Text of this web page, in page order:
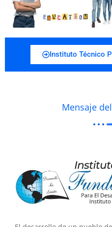
Instituto Técnico
Mensaje